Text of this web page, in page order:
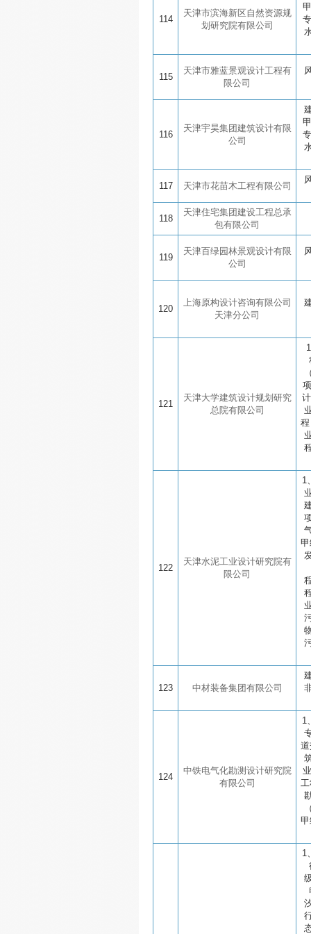
114
天津市滨海新区自然资源规
划研究院有限公司
115
天津市雅蓝景观设计工程有
限公司
116
天津宇昊集团建筑设计有限
公司
117 天津市花苗木工程有限公司
118
天津住宅集团建设工程总承
包有限公司
119
天津百绿园林景观设计有限
公司
120
上海原构设计咨询有限公司
天津分公司
121
天津大学建筑设计规划研究
总院有限公司
122
天津水泥工业设计研究院有
限公司
1
123 中材装备集团有限公司
124
中铁电气化勘测设计研究院
有限公司
1
1